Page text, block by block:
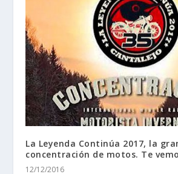
La Leyenda Continúa 2017, la
concentración de motos. Te
12/12/2016